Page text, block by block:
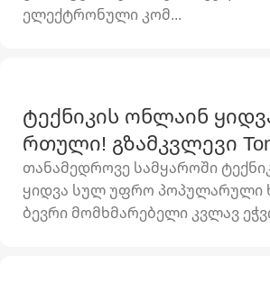
ელექტრონული კომ...
ტექნიკის ონლაინ
რთული! გზამკვლევი
თანამედროვე სამყაროში
ყიდვა სულ უფრო პოპულარული
ბევრი მომხმარებელი კვლავ